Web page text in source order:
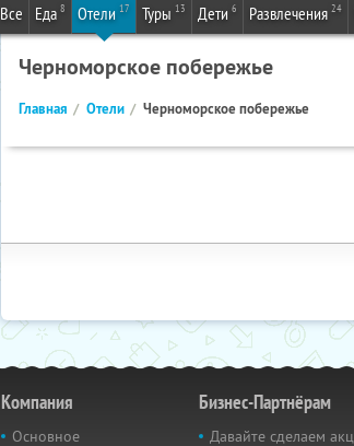
Все Еда 8 Отели 17 Туры 13 Дети 6 Развлечения 24
Черноморское побережье
Главная Отели Черноморское побережье
Компания
Основное
Бизнес-Партнёрам
Давайте сделаем